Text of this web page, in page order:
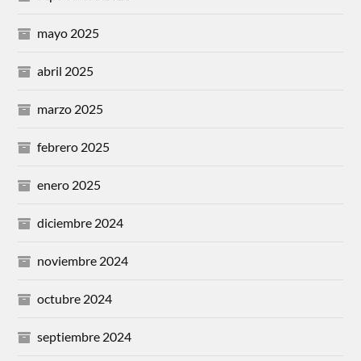
mayo 2025
abril 2025
marzo 2025
febrero 2025
enero 2025
diciembre 2024
noviembre 2024
octubre 2024
septiembre 2024